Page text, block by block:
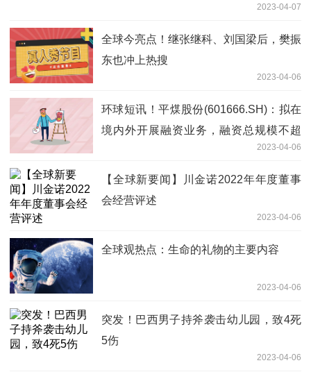
2023-04-07
全球今亮点！继张继科、刘国梁后，樊振
东也冲上热搜
2023-04-06
环球短讯！平煤股份(601666.SH)：拟在
境内外开展融资业务，融资总规模不超
2023-04-06
【全球新要闻】川金诺2022年年度董事
会经营评述
2023-04-06
全球观热点：生命的礼物的主要内容
2023-04-06
突发！巴西男子持斧袭击幼儿园，致4死
5伤
2023-04-06